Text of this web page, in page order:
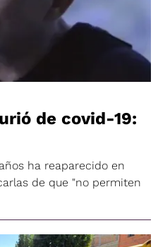
de covid-19:
ha reaparecido en
de que "no permiten